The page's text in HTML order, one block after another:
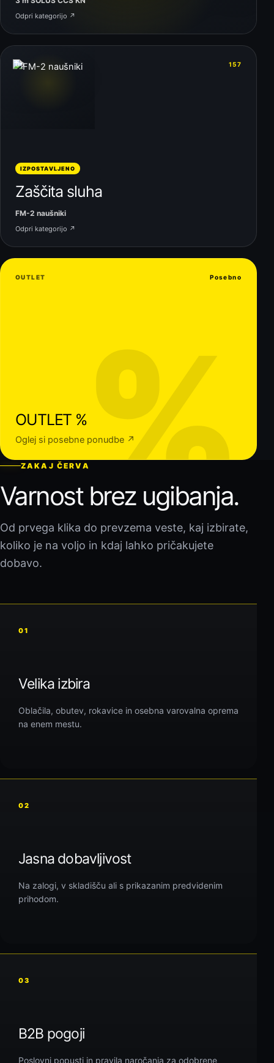
Odpri kategorijo ↗
06 157
IZPOSTAVLJENO
Zaščita sluha
FM-2 naušniki
Odpri kategorijo ↗
%
OUTLET Posebno
OUTLET %
Oglej si posebne ponudbe ↗
ZAKAJ ČERVA
Varnost brez ugibanja.
Od prvega klika do prevzema veste, kaj izbirate,
koliko je na voljo in kdaj lahko pričakujete
dobavo.
01
Velika izbira
Oblačila, obutev, rokavice in osebna varovalna oprema
na enem mestu.
02
Jasna dobavljivost
Na zalogi, v skladišču ali s prikazanim predvidenim
prihodom.
03
B2B pogoji
Poslovni popusti in pravila naročanja za odobrene